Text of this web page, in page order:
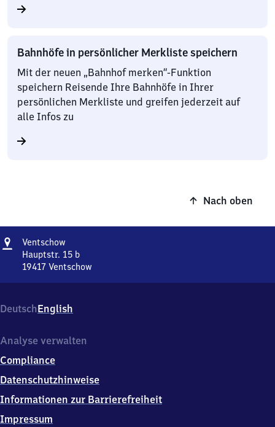
Bahnhöfe in persönlicher Merkliste speichern
Mit der neuen „Bahnhof merken“-Funktion
speichern Reisende Ihre Bahnhöfe in Ihrer
persönlichen Merkliste und greifen jederzeit auf
alle Infos zu
Nach oben
Adresse
Ventschow
Hauptstr. 15 b
19417 Ventschow
15
b,
9
1
7
DeutschEnglish
Analyse verwalten
Compliance
Datenschutzhinweise
Informationen zur Barrierefreiheit
Impressum